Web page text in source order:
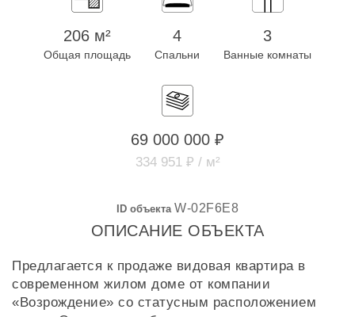
206 м²
Общая площадь
4
Спальни
3
Ванные комнаты
69 000 000 ₽
334 951 ₽ / м²
ID объекта W-02F6E8
ОПИСАНИЕ ОБЪЕКТА
Предлагается к продаже видовая квартира в
современном жилом доме от компании
«Возрождение» со статусным расположением